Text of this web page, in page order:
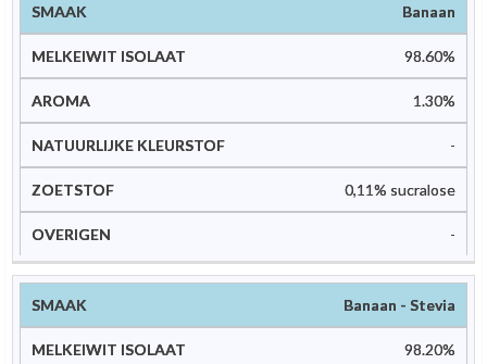
Smaak
isolaat
kleurstof
Zoetstof
Banaan
98.60%
1.30%
-
0,11% sucralose
-
Banaan - Stevia
98.20%